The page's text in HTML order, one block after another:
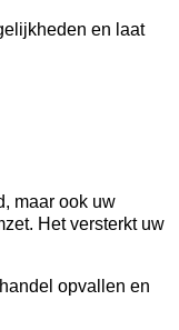
en laat
maar ook uw
Het versterkt uw
opvallen en